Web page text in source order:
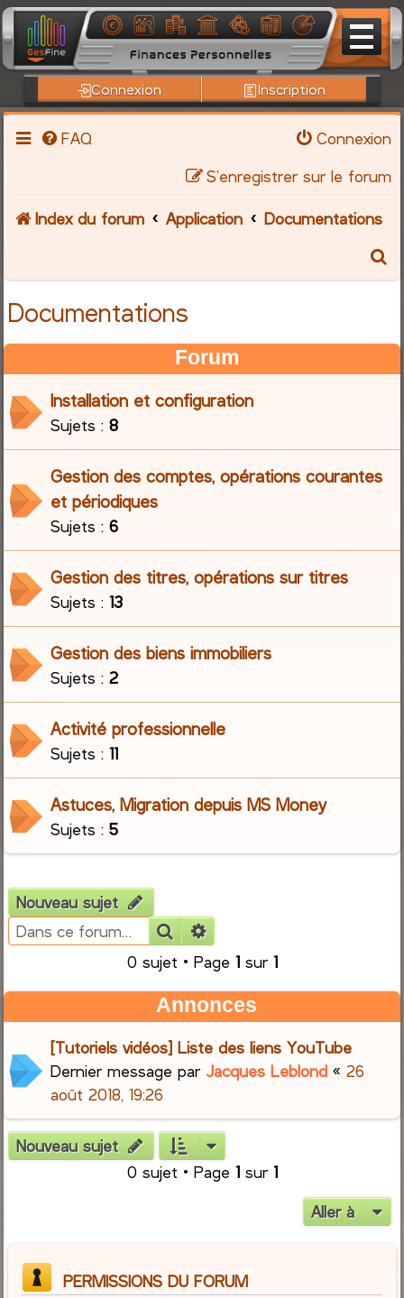
Connexion Inscription
FAQ
Connexion
S’enregistrer sur le forum
Index du forum Application
Documentations
e
Documentations
Forum
Installation et configuration
Sujets :8
Gestion des comptes, opérations courantes
et périodiques
Sujets :6
Gestion des titres, opérations sur titres
Sujets :13
Gestion des biens immobiliers
Sujets :2
Activité professionnelle
Sujets :11
Astuces, Migration depuis MS Money
Sujets :5
Nouveau sujet
Rechercher
0 sujet • Page 1sur 1
Annonces
[Tutoriels vidéos] Liste des liens YouTube
Dernier message parJacques Leblond «26
août 2018, 19:26
Nouveau sujet
0 sujet • Page 1sur 1
Aller à
PERMISSIONS DU FORUM